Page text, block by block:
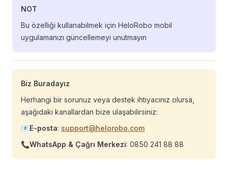
NOT
Bu özelliği kullanabilmek için HeloRobo mobil
uygulamanızı güncellemeyi unutmayın
Biz Buradayız
Herhangi bir sorunuz veya destek ihtiyacınız olursa,
aşağıdaki kanallardan bize ulaşabilirsiniz:
📧E-posta: support@helorobo.com
📞WhatsApp & Çağrı Merkezi: 0850 241 88 88